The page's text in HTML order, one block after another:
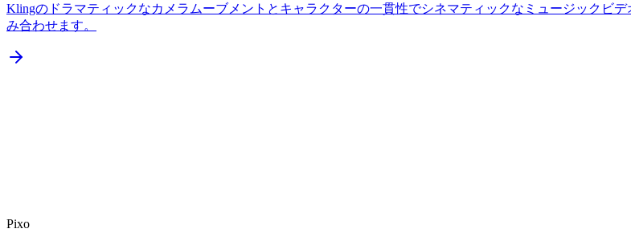
Klingのドラマティックなカメラムーブメントとキャラクターの一貫性でシネマティックなミュージックビ
み合わせます。
Pixo